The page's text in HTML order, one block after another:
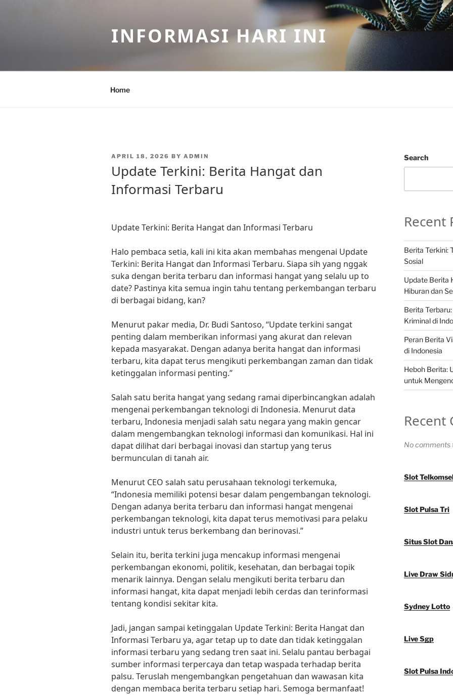
INFORMASI HARI INI
Home
POSTED
APRIL 18, 2026 BY ADMIN
Update Terkini: Berita Hangat dan
Informasi Terbaru
Update Terkini: Berita Hangat dan Informasi Terbaru
Halo pembaca setia, kali ini kita akan membahas mengenai Update
Terkini: Berita Hangat dan Informasi Terbaru. Siapa sih yang nggak
suka dengan berita terbaru dan informasi hangat yang selalu up to
date? Pastinya kita semua ingin tahu tentang perkembangan terbaru
di berbagai bidang, kan?
Menurut pakar media, Dr. Budi Santoso, “Update terkini sangat
penting dalam memberikan informasi yang akurat dan relevan
kepada masyarakat. Dengan adanya berita hangat dan informasi
terbaru, kita dapat terus mengikuti perkembangan zaman dan tidak
ketinggalan informasi penting.”
Salah satu berita hangat yang sedang ramai diperbincangkan adalah
mengenai perkembangan teknologi di Indonesia. Menurut data
terbaru, Indonesia menjadi salah satu negara yang makin gencar
dalam mengembangkan teknologi informasi dan komunikasi. Hal ini
dapat dilihat dari berbagai inovasi dan startup yang terus
bermunculan di tanah air.
Menurut CEO salah satu perusahaan teknologi terkemuka,
“Indonesia memiliki potensi besar dalam pengembangan teknologi.
Dengan adanya berita terbaru dan informasi hangat mengenai
perkembangan teknologi, kita dapat terus memotivasi para pelaku
industri untuk terus berkembang dan berinovasi.”
Selain itu, berita terkini juga mencakup informasi mengenai
perkembangan ekonomi, politik, kesehatan, dan berbagai topik
menarik lainnya. Dengan selalu mengikuti berita terbaru dan
informasi hangat, kita dapat menjadi lebih cerdas dan terinformasi
tentang kondisi sekitar kita.
Jadi, jangan sampai ketinggalan Update Terkini: Berita Hangat dan
Informasi Terbaru ya, agar tetap up to date dan tidak ketinggalan
informasi terbaru yang sedang tren saat ini. Selalu pantau berbagai
sumber informasi terpercaya dan tetap waspada terhadap berita
palsu. Teruslah mengembangkan pengetahuan dan wawasan kita
dengan membaca berita terbaru setiap hari. Semoga bermanfaat!
Search
Recent
Berita Terkini:
Sosial
Update Berita
Hiburan dan
Berita
Kriminal di
Peran Berita
di Indonesia
Heboh Berita:
untuk
Recent
No comments
Slot
Slot Pulsa Tri
Situs Slot
Live Draw
Sydney Lotto
Live Sgp
Slot Pulsa